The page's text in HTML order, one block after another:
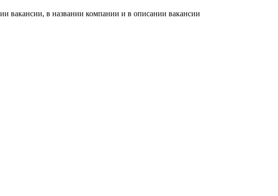
вакансии, в названии компании и в описании вакансии